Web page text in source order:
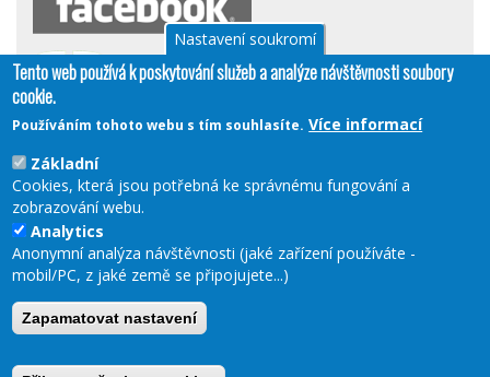
Partner: Cyklotúry.cz(odkaz
je
externí)
Copyright © 2000 - 2018
| Všechna práva vyhrazena.
Nastavení soukromí
Tento web používá k poskytování služeb a analýze návštěvnosti soubory
cookie.
Používáním tohoto webu s tím souhlasíte. Více informací
Základní
Cookies, která jsou potřebná ke správnému fungování a
zobrazování webu.
Analytics
Anonymní analýza návštěvnosti (jaké zařízení používáte -
mobil/PC, z jaké země se připojujete...)
Zapamatovat nastavení